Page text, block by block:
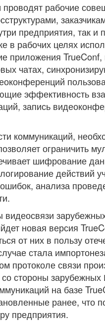
рабочие
предприятия, так и
в рабочих целях
приложения TrueConf,
чатах,
эффективность
запись
коммуникаций,
ограничить
шифрование
действий
анализа
новая версия
от них в пользу
стала
протоколе связи
со стороны
на базе
ранее, что
предприятия.